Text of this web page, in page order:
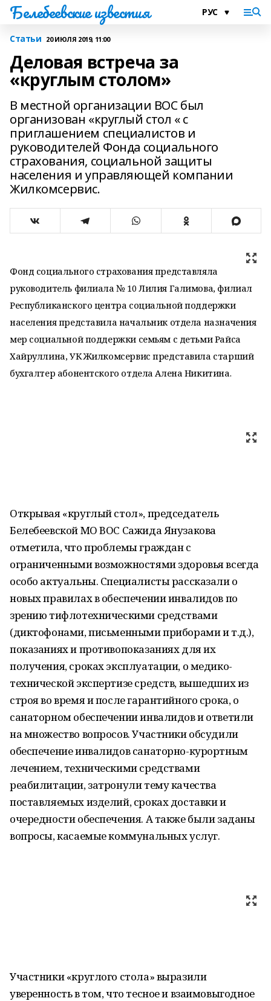
Белебеевские известия
Статьи 20 ИЮЛЯ 2019, 11:00
Деловая встреча за
«круглым столом»
В местной организации ВОС был
организован «круглый стол « с
приглашением специалистов и
руководителей Фонда социального
страхования, социальной защиты
населения и управляющей компании
Жилкомсервис.
Фонд социального страхования представляла
руководитель филиала № 10 Лилия Галимова, филиал
Республиканского центра социальной поддержки
населения представила начальник отдела назначения
мер социальной поддержки семьям с детьми Райса
Хайруллина, УК Жилкомсервис представила старший
бухгалтер абонентского отдела Алена Никитина.
Открывая «круглый стол», председатель
Белебеевской МО ВОС Сажида Янузакова
отметила, что проблемы граждан с
ограниченными возможностями здоровья всегда
особо актуальны. Специалисты рассказали о
новых правилах в обеспечении инвалидов по
зрению тифлотехническими средствами
(диктофонами, письменными приборами и т.д.),
показаниях и противопоказаниях для их
получения, сроках эксплуатации, о медико-
технической экспертизе средств, вышедших из
строя во время и после гарантийного срока, о
санаторном обеспечении инвалидов и ответили
на множество вопросов. Участники обсудили
обеспечение инвалидов санаторно-курортным
лечением, техническими средствами
реабилитации, затронули тему качества
поставляемых изделий, сроках доставки и
очередности обеспечения. А также были заданы
вопросы, касаемые коммунальных услуг.
Участники «круглого стола» выразили
уверенность в том, что тесное и взаимовыгодное